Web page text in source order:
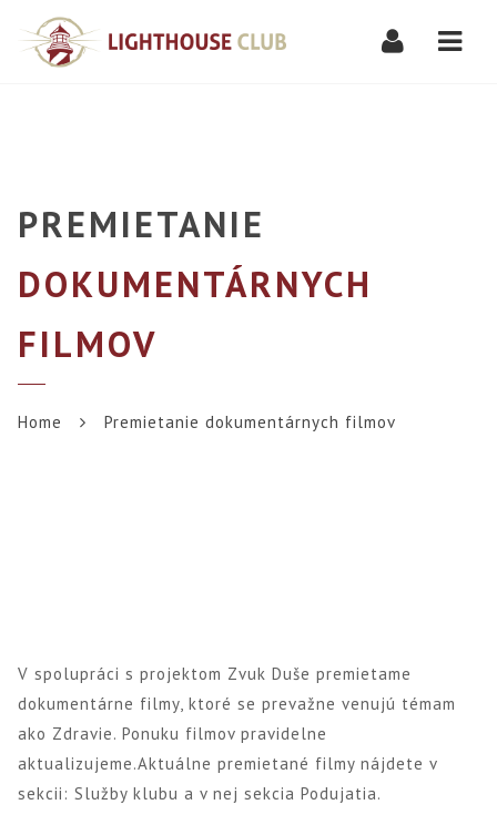
PREMIETANIE
DOKUMENTÁRNYCH
FILMOV
Home Premietanie dokumentárnych filmov
V spolupráci s projektom Zvuk Duše premietame
dokumentárne filmy, ktoré se prevažne venujú témam
ako Zdravie. Ponuku filmov pravidelne
aktualizujeme.Aktuálne premietané filmy nájdete v
sekcii: Služby klubu a v nej sekcia Podujatia.